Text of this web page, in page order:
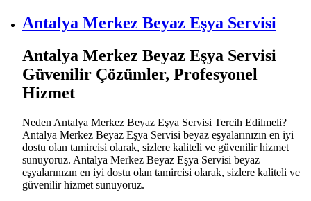
Antalya Merkez Beyaz Eşya Servisi
Antalya Merkez Beyaz Eşya Servisi
Güvenilir Çözümler, Profesyonel
Hizmet
Neden Antalya Merkez Beyaz Eşya Servisi Tercih Edilmeli?
Antalya Merkez Beyaz Eşya Servisi beyaz eşyalarınızın en iyi
dostu olan tamircisi olarak, sizlere kaliteli ve güvenilir hizmet
sunuyoruz. Antalya Merkez Beyaz Eşya Servisi beyaz
eşyalarınızın en iyi dostu olan tamircisi olarak, sizlere kaliteli ve
güvenilir hizmet sunuyoruz.